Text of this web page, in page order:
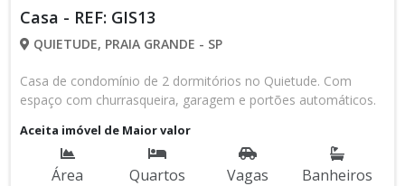
Casa - REF: GIS13
QUIETUDE, PRAIA GRANDE - SP
Casa de condomínio de 2 dormitórios no Quietude. Com
espaço com churrasqueira, garagem e portões automáticos.
Aceita imóvel de Maior valor
Área
Quartos
Vagas
Banheiros